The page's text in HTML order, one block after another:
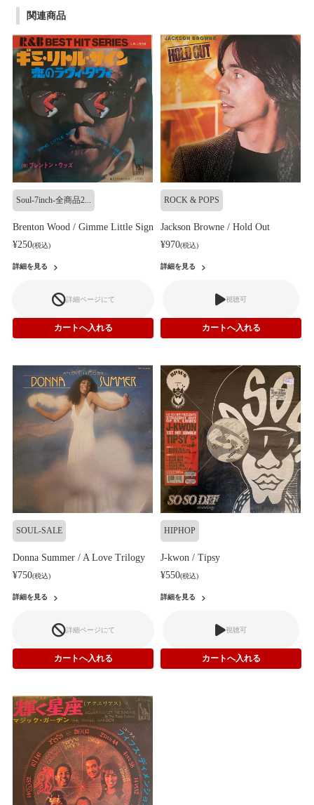
関連商品
Soul-7inch-全商品2...
Brenton Wood / Gimme Little Sign
¥250(税込)
詳細を見る
詳細ページにて
ROCK & POPS
Jackson Browne / Hold Out
¥970(税込)
詳細を見る
視聴可
SOUL-SALE
Donna Summer / A Love Trilogy
¥750(税込)
詳細を見る
詳細ページにて
HIPHOP
J-kwon / Tipsy
¥550(税込)
詳細を見る
視聴可